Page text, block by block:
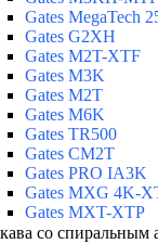
Gates MegaTech
Gates G2XH
Gates M2T-XTF
Gates M3K
Gates M2T
Gates M6K
Gates TR500
Gates CM2T
Gates PRO IA3K
Gates MXG 4K-
Gates MXT-XTP
со спиральным